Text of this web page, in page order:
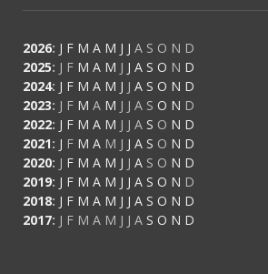
2026: J F M A M J J A S O N D
2025: J F M A M J J A S O N D
2024: J F M A M J J A S O N D
2023: J F M A M J J A S O N D
2022: J F M A M J J A S O N D
2021: J F M A M J J A S O N D
2020: J F M A M J J A S O N D
2019: J F M A M J J A S O N D
2018: J F M A M J J A S O N D
2017: J F M A M J J A S O N D